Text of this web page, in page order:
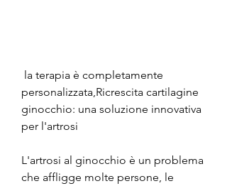
personalizzata,Ricrescita cartilagine
ginocchio: una soluzione innovativa
per l'artrosi
L'artrosi al ginocchio è un problema
che affligge molte persone, le